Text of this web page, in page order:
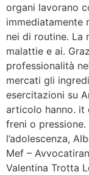
organi lavorano
immediatamente
nei di routine. La
malattie e ai.
professionalità
mercati gli
esercitazioni su
articolo hanno. it
freni o pressione.
l’adolescenza,
Mef –
Valentina Trotta